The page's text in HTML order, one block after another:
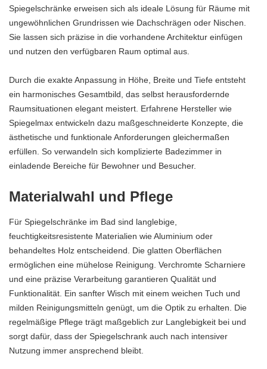
Spiegelschränke erweisen sich als ideale Lösung für Räume mit
ungewöhnlichen Grundrissen wie Dachschrägen oder Nischen.
Sie lassen sich präzise in die vorhandene Architektur einfügen
und nutzen den verfügbaren Raum optimal aus.
Durch die exakte Anpassung in Höhe, Breite und Tiefe entsteht
ein harmonisches Gesamtbild, das selbst herausfordernde
Raumsituationen elegant meistert. Erfahrene Hersteller wie
Spiegelmax entwickeln dazu maßgeschneiderte Konzepte, die
ästhetische und funktionale Anforderungen gleichermaßen
erfüllen. So verwandeln sich komplizierte Badezimmer in
einladende Bereiche für Bewohner und Besucher.
Materialwahl und Pflege
Für Spiegelschränke im Bad sind langlebige,
feuchtigkeitsresistente Materialien wie Aluminium oder
behandeltes Holz entscheidend. Die glatten Oberflächen
ermöglichen eine mühelose Reinigung. Verchromte Scharniere
und eine präzise Verarbeitung garantieren Qualität und
Funktionalität. Ein sanfter Wisch mit einem weichen Tuch und
milden Reinigungsmitteln genügt, um die Optik zu erhalten. Die
regelmäßige Pflege trägt maßgeblich zur Langlebigkeit bei und
sorgt dafür, dass der Spiegelschrank auch nach intensiver
Nutzung immer ansprechend bleibt.